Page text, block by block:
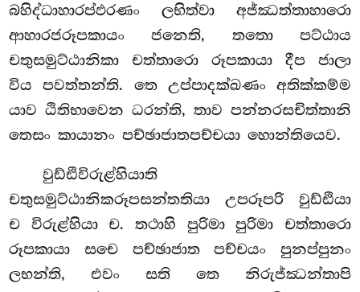
බහිද්ධාහාරප්ඵරණං ලභිත්වා අජ්ඣත්තාහාරො
ආහාරජරූපකායං ජනෙති, තතො පට්ඨාය
චතුසමුට්ඨානිකා චත්තාරො රූපකායා දීප ජාලා
විය පවත්තන්ති. තෙ උප්පාදක්ඛණං අතික්කම්ම
යාව ඨිතිභාවෙන ධරන්ති, තාව පන්නරසචිත්තානි
තෙසං කායානං පච්ඡාජාතපච්චයා හොන්තියෙව.
වුඩ්ඪිවිරුළ්හියාති
චතුසමුට්ඨානිකරූපසන්තතියා උපරූපරි වුඩ්ඪියා
ච විරුළ්හියා ච. තථාහි පුරිමා පුරිමා චත්තාරො
රූපකායා සචෙ පච්ඡාජාත පච්චයං පුනප්පුනං
ලභන්ති, එවං සති තෙ නිරුජ්ඣන්තාපි